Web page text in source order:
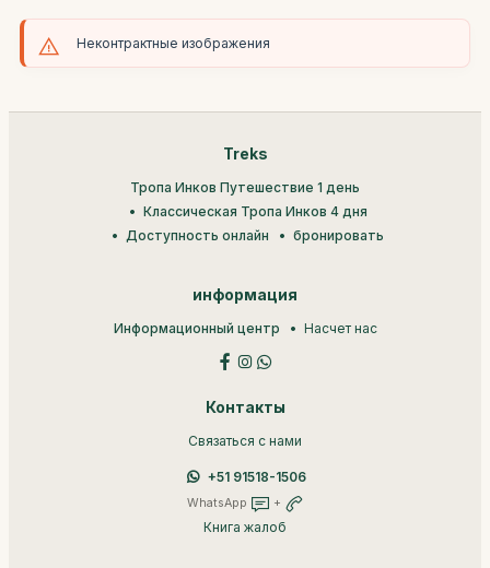
Неконтрактные изображения
Treks
Тропа Инков Путешествие 1 день
Классическая Тропа Инков 4 дня
Доступность онлайн
бронировать
информация
Информационный центр Насчет нас
Контакты
Связаться с нами
+51 91518-1506
WhatsApp +
Книга жалоб